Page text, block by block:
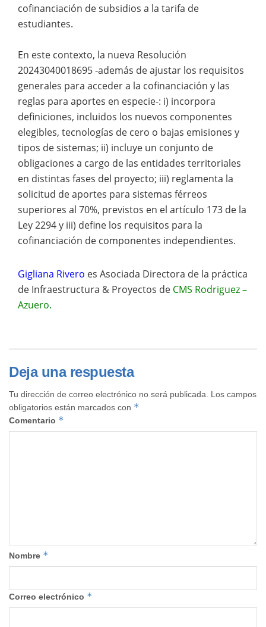
cofinanciación de subsidios a la tarifa de
estudiantes.
En este contexto, la nueva Resolución
20243040018695 -además de ajustar los requisitos
generales para acceder a la cofinanciación y las
reglas para aportes en especie-: i) incorpora
definiciones, incluidos los nuevos componentes
elegibles, tecnologías de cero o bajas emisiones y
tipos de sistemas; ii) incluye un conjunto de
obligaciones a cargo de las entidades territoriales
en distintas fases del proyecto; iii) reglamenta la
solicitud de aportes para sistemas férreos
superiores al 70%, previstos en el artículo 173 de la
Ley 2294 y iii) define los requisitos para la
cofinanciación de componentes independientes.
Gigliana Rivero es Asociada Directora de la práctica
de Infraestructura & Proyectos de CMS Rodriguez –
Azuero.
Deja una respuesta
Tu dirección de correo electrónico no será publicada.
Los campos
obligatorios están marcados con *
Comentario *
Nombre *
Correo electrónico *